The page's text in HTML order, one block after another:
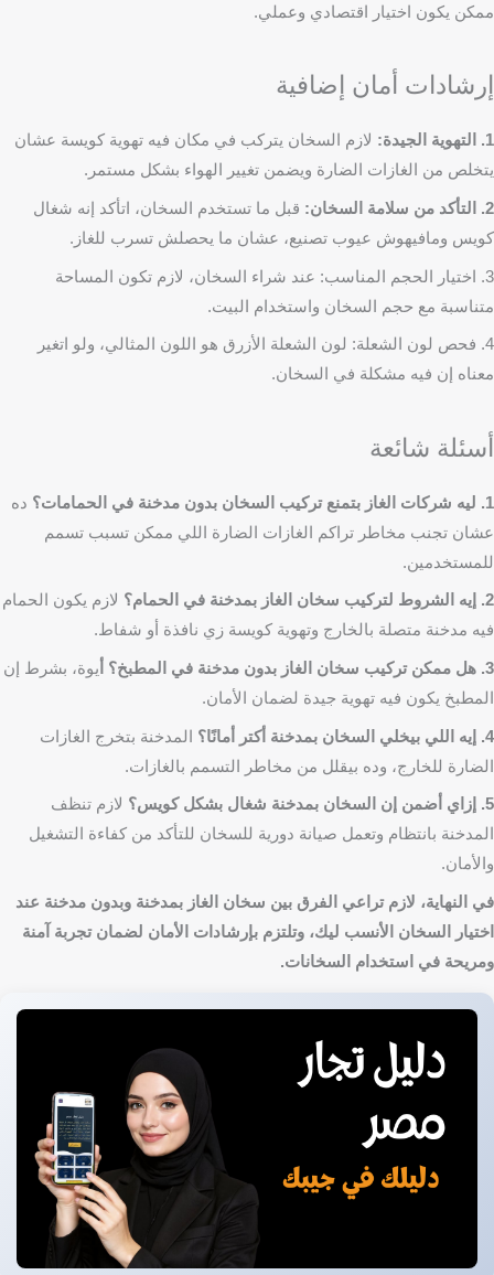
ممكن يكون اختيار اقتصادي وعملي.
إرشادات أمان إضافية
1. التهوية الجيدة:
لازم السخان يتركب في مكان فيه تهوية كويسة عشان
يتخلص من الغازات الضارة ويضمن تغيير الهواء بشكل مستمر.
2. التأكد من سلامة السخان:
قبل ما تستخدم السخان، اتأكد إنه شغال
كويس ومافيهوش عيوب تصنيع، عشان ما يحصلش تسرب للغاز.
3. اختيار الحجم المناسب: عند شراء السخان، لازم تكون المساحة
متناسبة مع حجم السخان واستخدام البيت.
4. فحص لون الشعلة: لون الشعلة الأزرق هو اللون المثالي، ولو اتغير
معناه إن فيه مشكلة في السخان.
أسئلة شائعة
1. ليه شركات الغاز بتمنع تركيب السخان بدون مدخنة في الحمامات؟
ده
عشان تجنب مخاطر تراكم الغازات الضارة اللي ممكن تسبب تسمم
للمستخدمين.
2. إيه الشروط لتركيب سخان الغاز بمدخنة في الحمام؟
لازم يكون الحمام
فيه مدخنة متصلة بالخارج وتهوية كويسة زي نافذة أو شفاط.
3. هل ممكن تركيب سخان الغاز بدون مدخنة في المطبخ؟ أ
يوة، بشرط إن
المطبخ يكون فيه تهوية جيدة لضمان الأمان.
4. إيه اللي بيخلي السخان بمدخنة أكتر أمانًا؟
المدخنة بتخرج الغازات
الضارة للخارج، وده بيقلل من مخاطر التسمم بالغازات.
5. إزاي أضمن إن السخان بمدخنة شغال بشكل كويس؟
لازم تنظف
المدخنة بانتظام وتعمل صيانة دورية للسخان للتأكد من كفاءة التشغيل
والأمان.
في النهاية، لازم تراعي الفرق بين سخان الغاز بمدخنة وبدون مدخنة عند
اختيار السخان الأنسب ليك، وتلتزم بإرشادات الأمان لضمان تجربة آمنة
ومريحة في استخدام السخانات.